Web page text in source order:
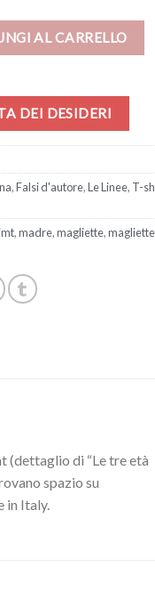
black and white quantità
AL CARRELLO
DEI DESIDERI
,Falsi d'autore,Le Linee, T-
,madre,magliette,magliette
(dettaglio di “Le tre età
spazio su
in Italy.